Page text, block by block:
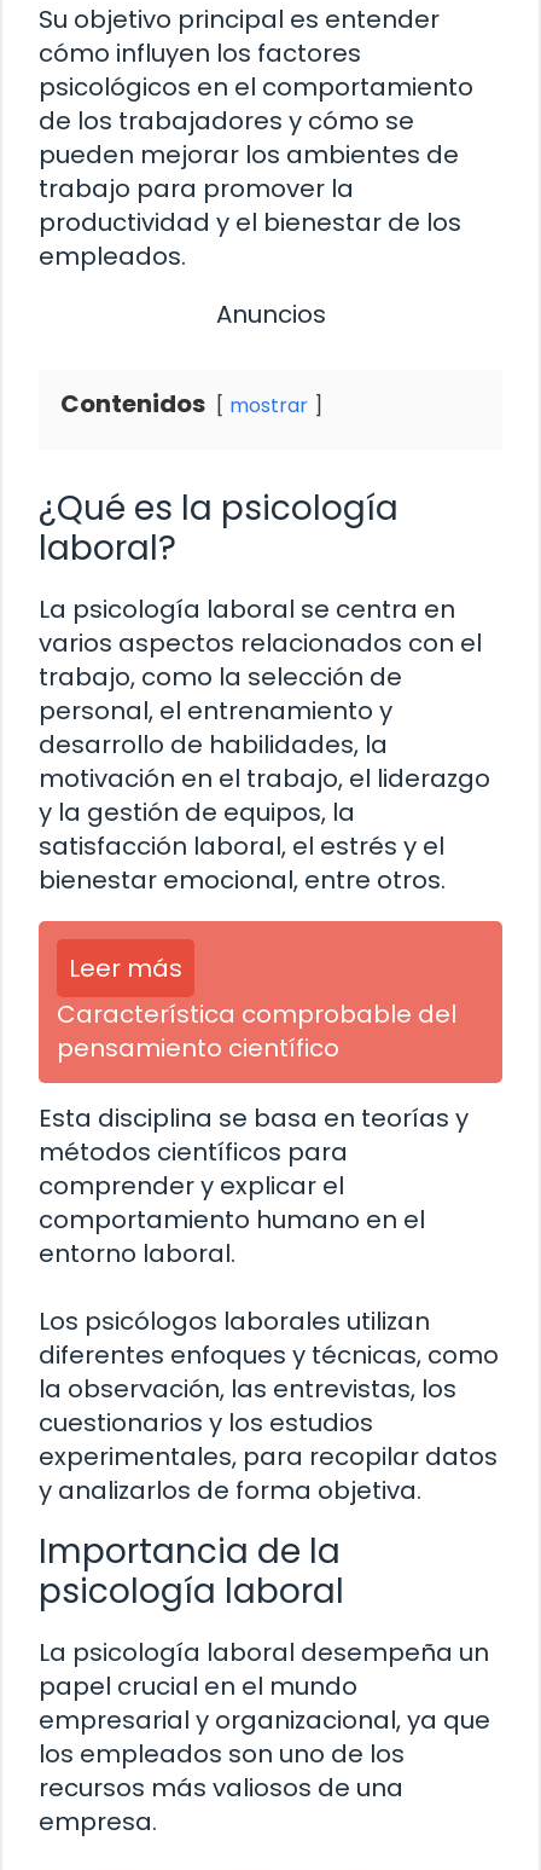
Su objetivo principal es entender
cómo influyen los factores
psicológicos en el comportamiento
de los trabajadores y cómo se
pueden mejorar los ambientes de
trabajo para promover la
productividad y el bienestar de los
empleados.
Anuncios
Contenidos mostrar
¿Qué es la psicología
laboral?
La psicología laboral se centra en
varios aspectos relacionados con el
trabajo, como la selección de
personal, el entrenamiento y
desarrollo de habilidades, la
motivación en el trabajo, el liderazgo
y la gestión de equipos, la
satisfacción laboral, el estrés y el
bienestar emocional, entre otros.
Leer más
Característica comprobable del
pensamiento científico
Esta disciplina se basa en teorías y
métodos científicos para
comprender y explicar el
comportamiento humano en el
entorno laboral.
Los psicólogos laborales utilizan
diferentes enfoques y técnicas, como
la observación, las entrevistas, los
cuestionarios y los estudios
experimentales, para recopilar datos
y analizarlos de forma objetiva.
Importancia de la
psicología laboral
La psicología laboral desempeña un
papel crucial en el mundo
empresarial y organizacional, ya que
los empleados son uno de los
recursos más valiosos de una
empresa.